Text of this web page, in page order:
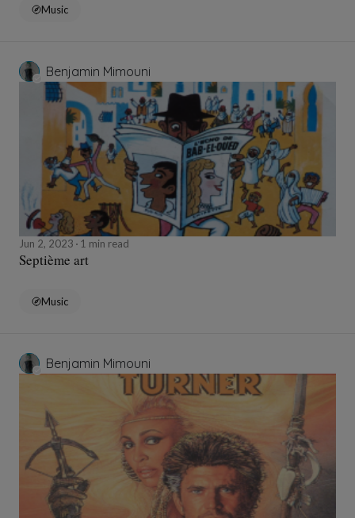
Music
Benjamin Mimouni
Jun 2, 2023 1 min read
Septième art
Music
Benjamin Mimouni